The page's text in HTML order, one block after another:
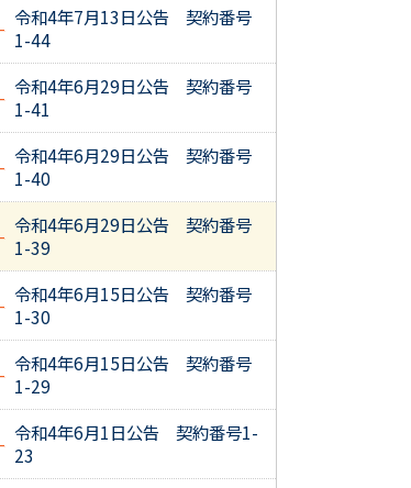
令和4年7月13日公告 契約番号
1-44
令和4年6月29日公告 契約番号
1-41
令和4年6月29日公告 契約番号
1-40
令和4年6月29日公告 契約番号
1-39
令和4年6月15日公告 契約番号
1-30
令和4年6月15日公告 契約番号
1-29
令和4年6月1日公告 契約番号1-
23